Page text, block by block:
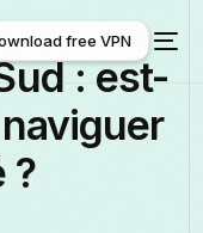
free VPN
: est-
?